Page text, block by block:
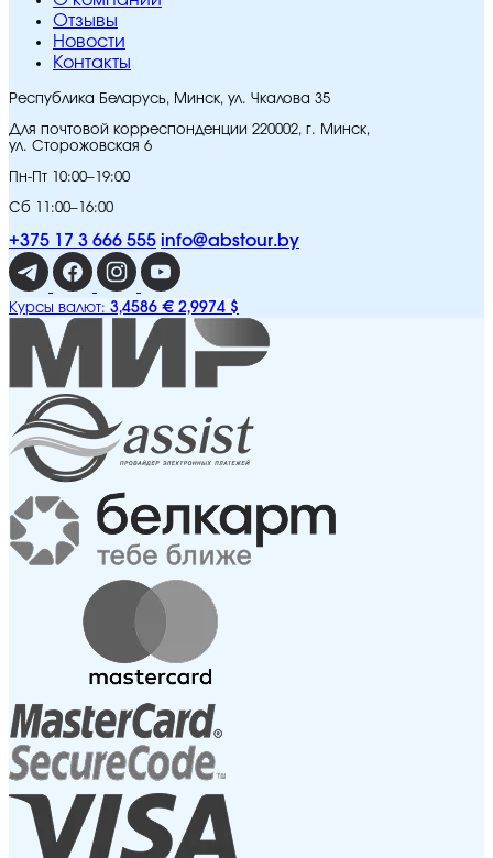
Отзывы
Новости
Контакты
Республика Беларусь, Минск, ул. Чкалова 35
Для почтовой корреспонденции 220002, г. Минск,
ул. Сторожовская 6
Пн-Пт 10:00–19:00
Сб 11:00–16:00
+375 17 3 666 555 info@abstour.by
Курсы валют: 3,4586 € 2,9974 $